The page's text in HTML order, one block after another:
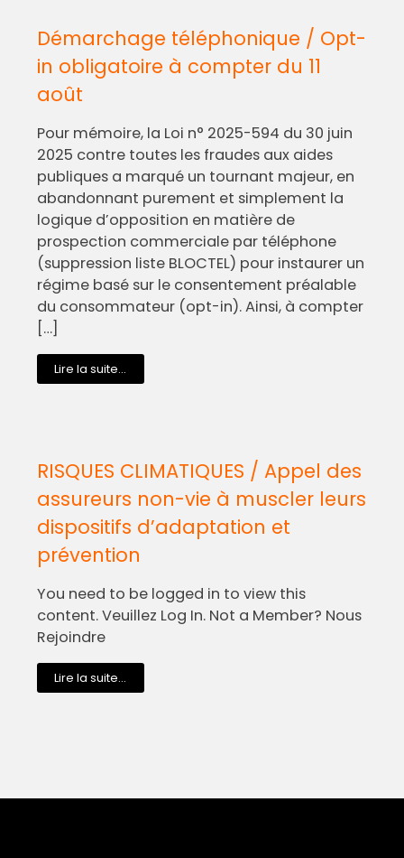
Démarchage téléphonique / Opt-
in obligatoire à compter du 11
août
Pour mémoire, la Loi n° 2025-594 du 30 juin
2025 contre toutes les fraudes aux aides
publiques a marqué un tournant majeur, en
abandonnant purement et simplement la
logique d’opposition en matière de
prospection commerciale par téléphone
(suppression liste BLOCTEL) pour instaurer un
régime basé sur le consentement préalable
du consommateur (opt-in). Ainsi, à compter
[…]
Lire la suite...
RISQUES CLIMATIQUES / Appel des
assureurs non-vie à muscler leurs
dispositifs d’adaptation et
prévention
You need to be logged in to view this
content. Veuillez Log In. Not a Member? Nous
Rejoindre
Lire la suite...